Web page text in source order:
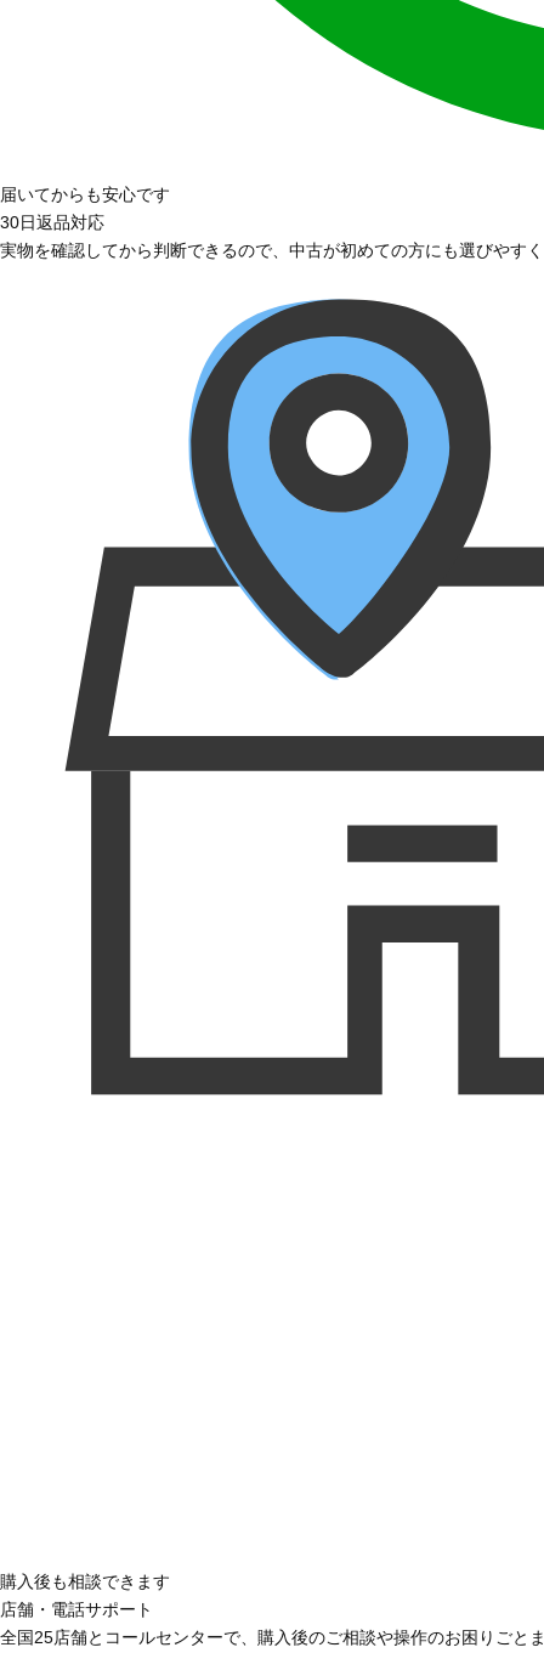
届いてからも安心です
30日返品対応
実物を確認してから判断できるので、中古が初めての方にも選びやす
購入後も相談できます
店舗・電話サポート
全国25店舗とコールセンターで、購入後のご相談や操作のお困りごと